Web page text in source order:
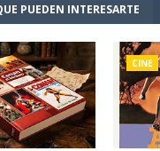
PUEDEN INTERESARTE
CINE